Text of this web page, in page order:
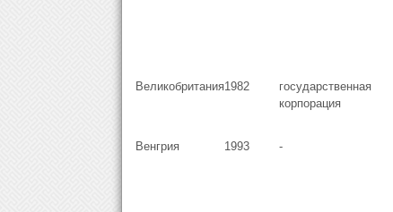
Великобритания1982
государственная
корпорация
Венгрия 1993 -